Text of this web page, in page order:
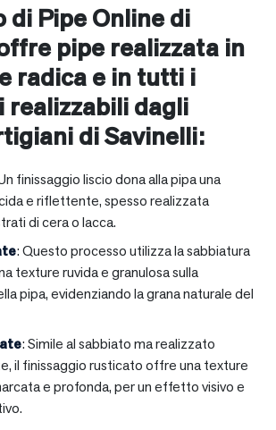
di Pipe Online di
pipe realizzata in
radica e in tutti i
realizzabili dagli
di Savinelli:
finissaggio liscio dona alla pipa una
e riflettente, spesso realizzata
di cera o lacca.
: Questo processo utilizza la sabbiatura
texture ruvida e granulosa sulla
pipa, evidenziando la grana naturale del
: Simile al sabbiato ma realizzato
il finissaggio rusticato offre una texture
e profonda, per un effetto visivo e